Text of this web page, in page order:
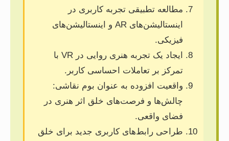
مطالعه تطبیقی تجربه کاربری در
اینستالیشن‌های AR و اینستالیشن‌های
فیزیکی.
ایجاد یک تجربه هنری روایی در VR با
تمرکز بر تعاملات احساسی کاربر.
واقعیت افزوده به عنوان بوم نقاشی:
چالش‌ها و فرصت‌های خلق اثر هنری در
فضای واقعی.
طراحی رابط‌های کاربری جدید برای خلق